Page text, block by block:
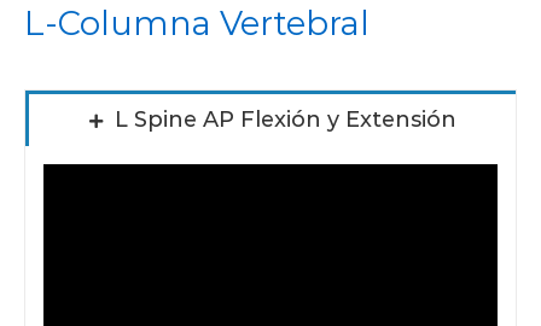
L-Columna Vertebral
L Spine AP Flexión y Extensión